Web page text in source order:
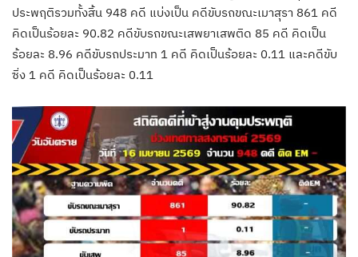
ประพฤติรวมทั้งสิ้น 948 คดี แบ่งเป็น คดีขับรถขณะเมาสุรา 861 คดี
คิดเป็นร้อยละ 90.82 คดีขับรถขณะเสพยาเสพติด 85 คดี คิดเป็น
ร้อยละ 8.96 คดีขับรถประมาท 1 คดี คิดเป็นร้อยละ 0.11 และคดีขับ
ซิ่ง 1 คดี คิดเป็นร้อยละ 0.11